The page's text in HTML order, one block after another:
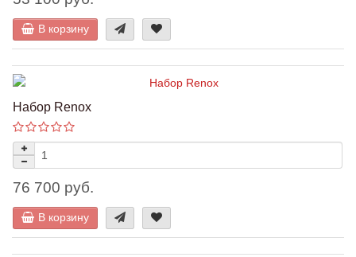
В корзину
Набор Renox
76 700 руб.
В корзину